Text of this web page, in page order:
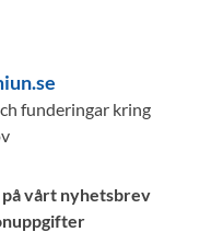
funderingar kring
vårt nyhetsbrev